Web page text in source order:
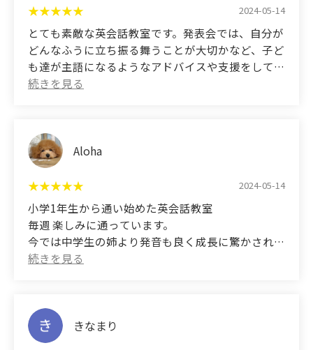
a great time.
(Translated by Google)
They have a very solid teaching method, and they
not only focus on listening, but also on speaking
with correct pronunciation.
I went to a lot of English schools in the past, but
this is where I finally ended up.
the most important thing about extracurricular
activities is the teacher.
2024-05-14
とても素敵な英会話教室です。発表会では、自分が
どんなふうに立ち振る舞うことが大切かなど、子ど
も達が主語になるようなアドバイスや支援をしてく
ださいます。子どもだけでなく、母親である私もと
(Translated by Google)
This is a very nice English conversation class. At
recitals, they give advice and support so that the
children are the main focus, such as how they
should conduct themselves. I think it's a school
where I can learn a lot, not only for my children,
but also for myself as a mother.
Aloha
2024-05-14
小学1年生から通い始めた英会話教室
毎週 楽しみに通っています。
今では中学生の姉より発音も良く成長に驚かされて
います。
娘が年月を重ねるごとに自信を持って
ステージで堂々と発表が出来るようになり大変よろ
こんでいます。
きなまり